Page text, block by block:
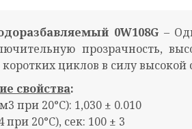
0W108G–
прозрачность,
циклов в силу
свойства:
при 20°С): 1,030 ± 0.010
20°С), сек: 100 ± 3